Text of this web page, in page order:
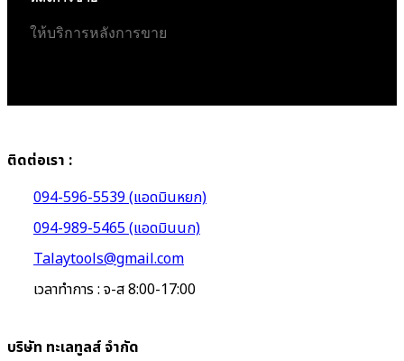
ให้บริการหลังการขาย
ติดต่อเรา :
094-596-5539 (แอดมินหยก)
094-989-5465 (แอดมินนก)
Talaytools@gmail.com
เวลาทำการ : จ-ส 8:00-17:00
บริษัท ทะเลทูลส์ จำกัด